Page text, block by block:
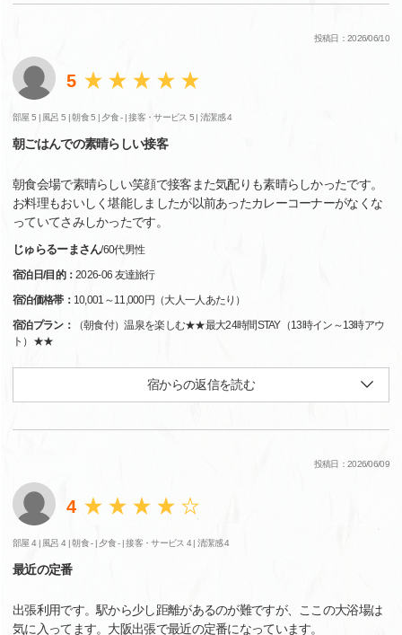
投稿日：2026/06/10
5
部屋 5 | 風呂 5 |朝食 5 | 夕食 - |接客・サービス 5 |清潔感 4
朝ごはんでの素晴らしい接客
朝食会場で素晴らしい笑顔で接客また気配りも素晴らしかったです。
お料理もおいしく堪能しましたが以前あったカレーコーナーがなくな
っていてさみしかったです。
じゅらるーまさん/60代男性
宿泊日/目的：2026-06 友達旅行
宿泊価格帯： 10,001～11,000円（大人一人あたり）
宿泊プラン：
（朝食付）温泉を楽しむ★★最大24時間STAY（13時イン～13時アウ
ト）★★
宿からの返信を読む
投稿日：2026/06/09
4
部屋 4 | 風呂 4 |朝食 - | 夕食 - |接客・サービス 4 |清潔感 4
最近の定番
出張利用です。駅から少し距離があるのが難ですが、ここの大浴場は
気に入ってます。大阪出張で最近の定番になっています。